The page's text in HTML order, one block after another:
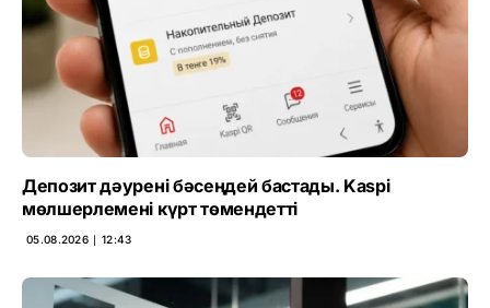
Депозит дәурені бәсеңдей бастады. Kaspi
мөлшерлемені күрт төмендетті
05.08.2026 ∣ 12:43